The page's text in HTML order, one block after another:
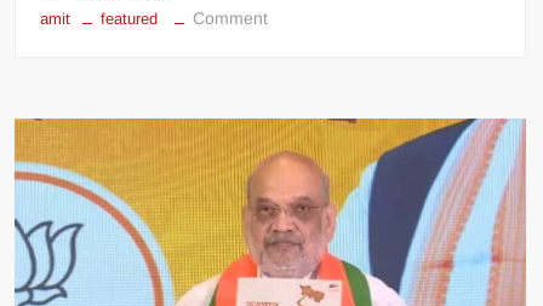
amit featured Commenton
शाह
रायपुर
में
अत्याधुनिक
‘नेक्स्ट